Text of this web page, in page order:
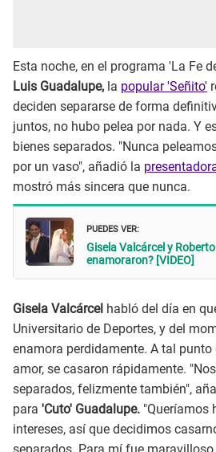
Esta noche, en el programa 'La Fe
Luis Guadalupe, la popular 'Señito'
deciden separarse de forma
juntos, no hubo pelea por nada. Y
bienes separados. "Nunca
por un vaso", añadió la
mostró más sincera que nunca.
PUEDES VER:
Gisela Valcárcel y
enamoraron? [VIDEO]
Gisela Valcárcel habló del día en
Universitario de Deportes, y del
enamora perdidamente. A tal
amor, se casaron rápidamente.
separados, felizmente también",
para 'Cuto' Guadalupe. "Queríamos
intereses, así que decidimos